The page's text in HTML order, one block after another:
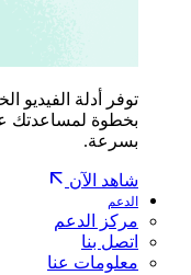
بخطوة لمساعدتك
بسرعة.
شاهد الآن
الدعم
مركز الدعم
اتصل بنا
معلومات عنا